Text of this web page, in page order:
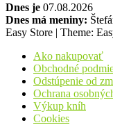
Dnes je 07.08.2026
Dnes má meniny:
Easy Store | Theme:
Ako nakupovať
Obchodné
Odstúpenie od
Ochrana
Výkup kníh
Cookies